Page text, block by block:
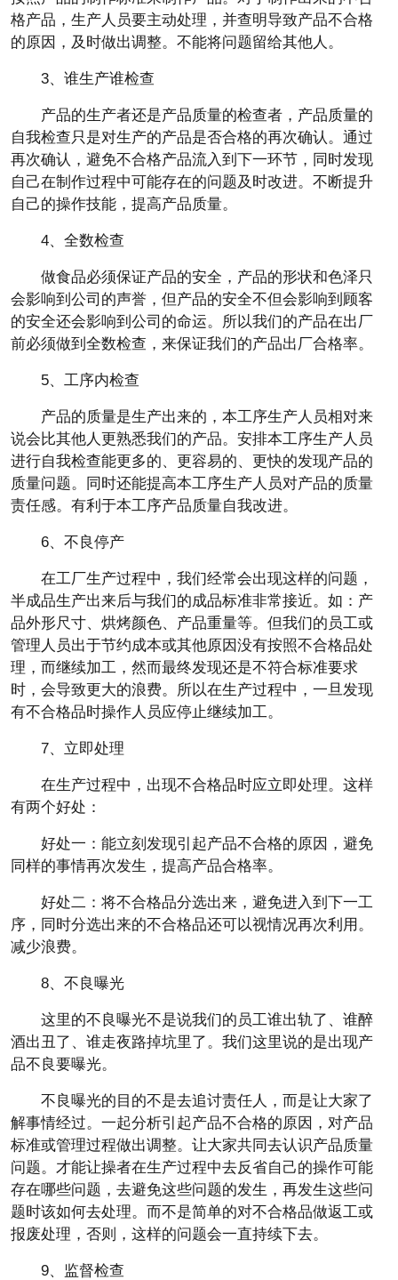
格产品，生产人员要主动处理，并查明导致产品不合格
的原因，及时做出调整。不能将问题留给其他人。
3、谁生产谁检查
产品的生产者还是产品质量的检查者，产品质量的
自我检查只是对生产的产品是否合格的再次确认。通过
再次确认，避免不合格产品流入到下一环节，同时发现
自己在制作过程中可能存在的问题及时改进。不断提升
自己的操作技能，提高产品质量。
4、全数检查
做食品必须保证产品的安全，产品的形状和色泽只
会影响到公司的声誉，但产品的安全不但会影响到顾客
的安全还会影响到公司的命运。所以我们的产品在出厂
前必须做到全数检查，来保证我们的产品出厂合格率。
5、工序内检查
产品的质量是生产出来的，本工序生产人员相对来
说会比其他人更熟悉我们的产品。安排本工序生产人员
进行自我检查能更多的、更容易的、更快的发现产品的
质量问题。同时还能提高本工序生产人员对产品的质量
责任感。有利于本工序产品质量自我改进。
6、不良停产
在工厂生产过程中，我们经常会出现这样的问题，
半成品生产出来后与我们的成品标准非常接近。如：产
品外形尺寸、烘烤颜色、产品重量等。但我们的员工或
管理人员出于节约成本或其他原因没有按照不合格品处
理，而继续加工，然而最终发现还是不符合标准要求
时，会导致更大的浪费。所以在生产过程中，一旦发现
有不合格品时操作人员应停止继续加工。
7、立即处理
在生产过程中，出现不合格品时应立即处理。这样
有两个好处：
好处一：能立刻发现引起产品不合格的原因，避免
同样的事情再次发生，提高产品合格率。
好处二：将不合格品分选出来，避免进入到下一工
序，同时分选出来的不合格品还可以视情况再次利用。
减少浪费。
8、不良曝光
这里的不良曝光不是说我们的员工谁出轨了、谁醉
酒出丑了、谁走夜路掉坑里了。我们这里说的是出现产
品不良要曝光。
不良曝光的目的不是去追讨责任人，而是让大家了
解事情经过。一起分析引起产品不合格的原因，对产品
标准或管理过程做出调整。让大家共同去认识产品质量
问题。才能让操者在生产过程中去反省自己的操作可能
存在哪些问题，去避免这些问题的发生，再发生这些问
题时该如何去处理。而不是简单的对不合格品做返工或
报废处理，否则，这样的问题会一直持续下去。
9、监督检查